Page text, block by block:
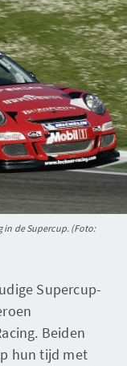
in de Supercup. (Foto:
Supercup-
Beiden
hun tijd met